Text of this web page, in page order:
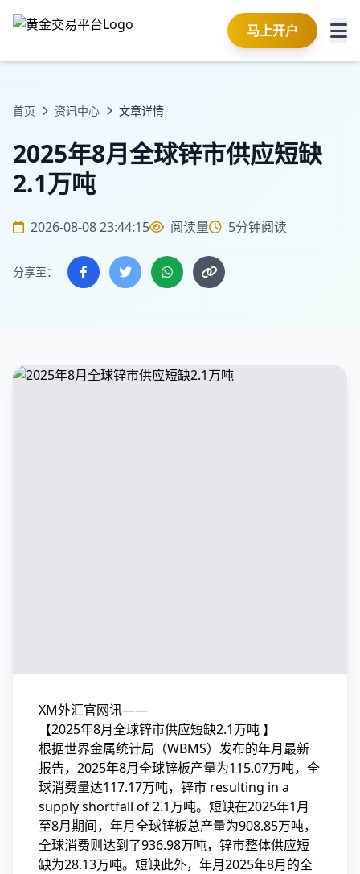
马上开户
首页 资讯中心 文章详情
2025年8月全球锌市供应短缺
2.1万吨
2026-08-08 23:44:15 阅读量 5分钟阅读
分享至：
XM外汇官网讯——
【2025年8月全球锌市供应短缺2.1万吨 】
根据世界金属统计局（WBMS）发布的年月最新
报告，2025年8月全球锌板产量为115.07万吨，全
球消费量达117.17万吨，锌市 resulting in a
supply shortfall of 2.1万吨。短缺在2025年1月
至8月期间，年月全球锌板总产量为908.85万吨，
全球消费则达到了936.98万吨，锌市整体供应短
缺为28.13万吨。短缺此外，年月2025年8月的全